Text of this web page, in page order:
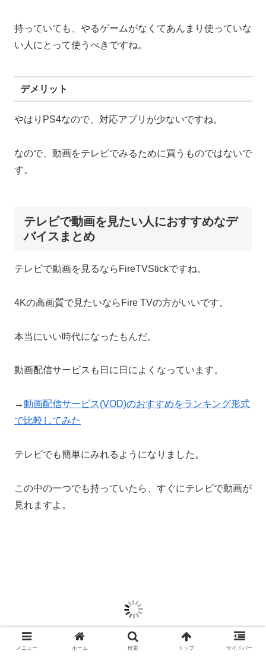
持っていても、やるゲームがなくてあんまり使っていな
い人にとって使うべきですね。
デメリット
やはりPS4なので、対応アプリが少ないですね。
なので、動画をテレビでみるために買うものではないで
す。
テレビで動画を見たい人におすすめなデ
バイスまとめ
テレビで動画を見るならFireTVStickですね。
4Kの高画質で見たいならFire TVの方がいいです。
本当にいい時代になったもんだ。
動画配信サービスも日に日によくなっています。
→動画配信サービス(VOD)のおすすめをランキング形式
で比較してみた
テレビでも簡単にみれるようになりました。
この中の一つでも持っていたら、すぐにテレビで動画が
見れますよ。
メニュー ホーム 検索 トップ サイドバー